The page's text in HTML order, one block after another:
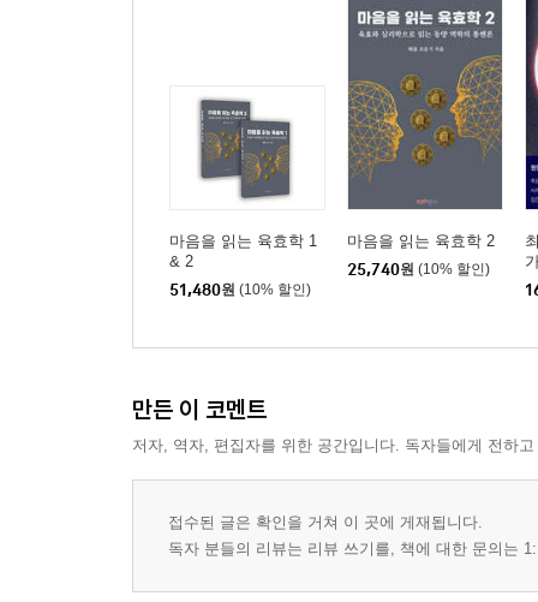
제5부 변화의 역동: 효의 움직임과 심리적 전이
제1장 마음의 발동: 동효(動)와 변효(變), 암동(暗動
제2장 자기 선택의 결과: 회두생(回頭生)과 회두극(
제3장 의지의 방향: 진신(進神)과 퇴신(退神)이 말
제4장 심리적 정체와 반전: 반음(反吟)과 복음(伏
제6부 관계의 기하학: 합(合)과 충(沖)의 법칙
제1장 결속과 충돌: 육합괘(六合卦)와 육충괘(六沖
제2장 응집된 에너지: 삼합국(三合局)과 파면충(破
제7부 갈등의 해소: 형(刑)과 해(害), 그리고 고등 판
제1장 내면의 칼날: 삼형(三刑)과 육해(六害)
제2장 감정의 유혹: 탐생망극(貪生忘剋)과 탐합망
제3장 구원의 원리: 거살유은(去殺留恩)과 유살해
마음을 읽는 육효학 1
& 2
51,480원 (10% 할인)
마음을 읽는 육효학 2
25,740원 (10% 할인)
만든 이 코멘트
저자, 역자, 편집자를 위한 공간입니다. 독자들에게 전하
접수된 글은 확인을 거쳐 이 곳에 게재됩니다.
독자 분들의 리뷰는 리뷰 쓰기를, 책에 대한 문의는